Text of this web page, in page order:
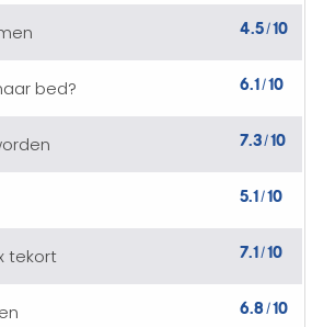
4.5/10
bed? 6.1/10
7.3/10
5.1/10
tekort 7.1/10
6.8/10